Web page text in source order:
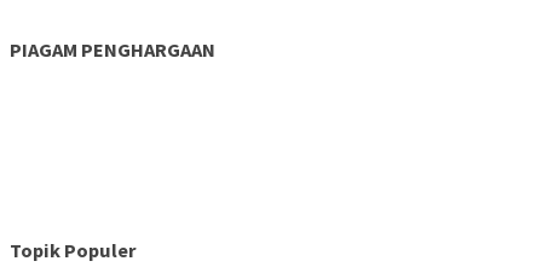
PIAGAM PENGHARGAAN
Topik Populer